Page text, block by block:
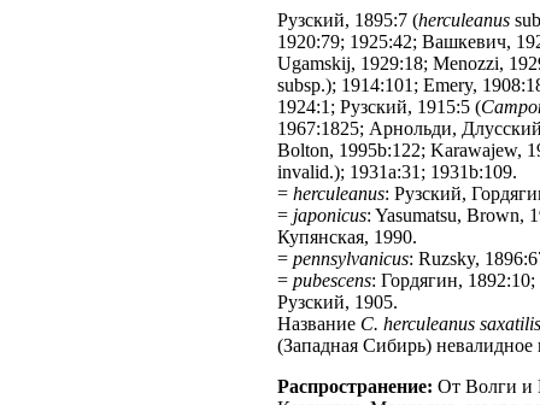
Рузский, 1895:7 (herculeanus
1920:79; 1925:42; Вашкевич,
Ugamskij, 1929:18; Menozzi,
subsp.); 1914:101; Emery,
1924:1; Рузский, 1915:5 (
1967:1825; Арнольди,
Bolton, 1995b:122; Karawajew,
invalid.); 1931a:31; 1931b:109.
= herculeanus: Рузский,
= japonicus: Yasumatsu, Brown,
Купянская, 1990.
= pennsylvanicus: Ruzsky,
= pubescens: Гордягин,
Рузский, 1905.
Название C. herculeanus saxatilis
(Западная Сибирь)
Распространение: От Волги и